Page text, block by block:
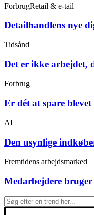
ForbrugRetail & e-tail
Detailhandlens nye
Tidsånd
Det er ikke arbejdet,
Forbrug
Er dét at spare
AI
Den usynlige
Fremtidens arbejdsmarked
Medarbejdere